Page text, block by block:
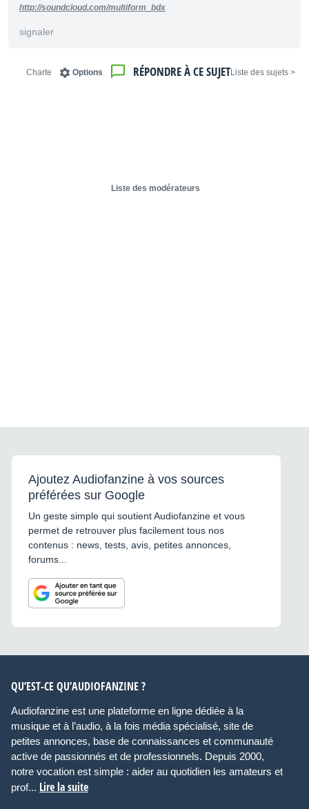
http://soundcloud.com/multiform_bdx
signaler
< Liste des sujets
RÉPONDRE À CE SUJET
Options
Charte
Liste des modérateurs
Ajoutez Audiofanzine à vos sources
préférées sur Google
Un geste simple qui soutient Audiofanzine et vous
permet de retrouver plus facilement tous nos
contenus : news, tests, avis, petites annonces,
forums...
QU’EST-CE QU’AUDIOFANZINE ?
Audiofanzine est une plateforme en ligne dédiée à la
musique et à l’audio, à la fois média spécialisé, site de
petites annonces, base de connaissances et communauté
active de passionnés et de professionnels. Depuis 2000,
notre vocation est simple : aider au quotidien les amateurs et
prof... Lire la suite